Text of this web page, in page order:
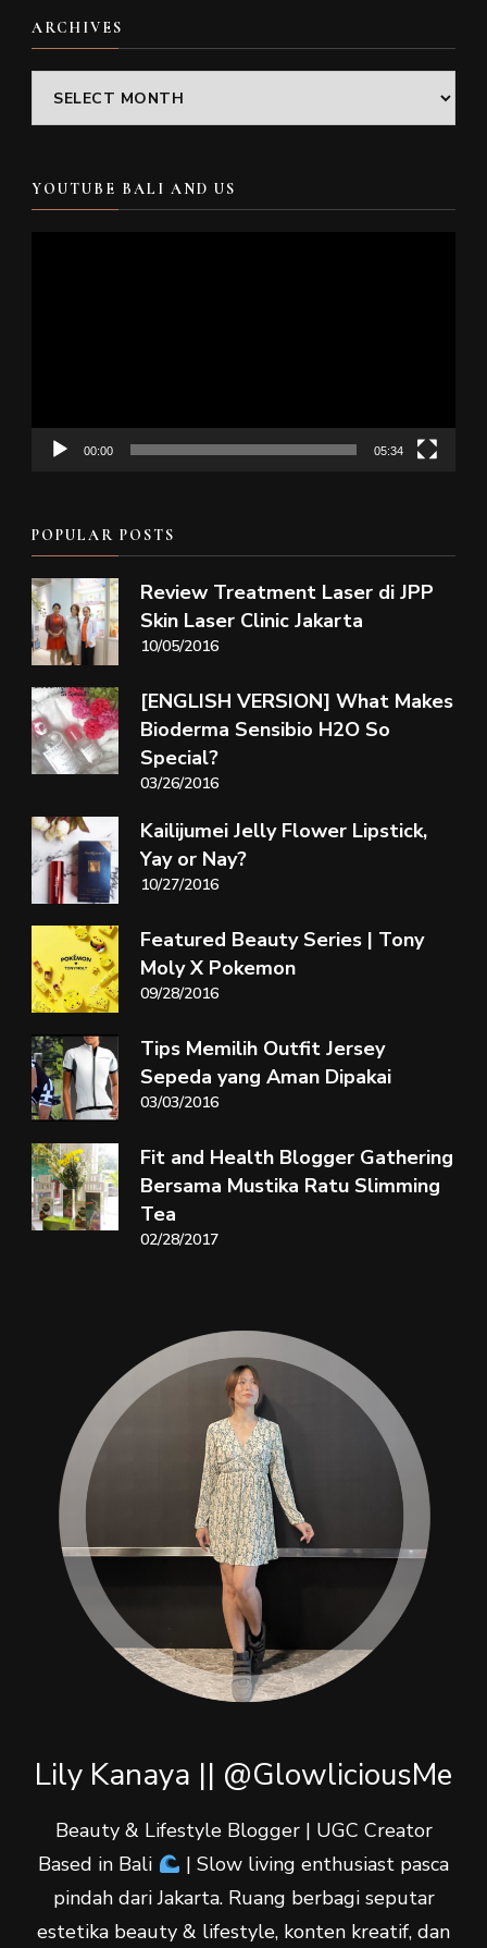
ARCHIVES
Archives
YOUTUBE BALI AND US
00:00 05:34
POPULAR POSTS
Review Treatment Laser di JPP
Skin Laser Clinic Jakarta
10/05/2016
[ENGLISH VERSION] What Makes
Bioderma Sensibio H2O So
Special?
03/26/2016
Kailijumei Jelly Flower Lipstick,
Yay or Nay?
10/27/2016
Featured Beauty Series | Tony
Moly X Pokemon
09/28/2016
Tips Memilih Outfit Jersey
Sepeda yang Aman Dipakai
03/03/2016
Fit and Health Blogger Gathering
Bersama Mustika Ratu Slimming
Tea
02/28/2017
Lily Kanaya || @GlowliciousMe
Beauty & Lifestyle Blogger | UGC Creator
Based in Bali
| Slow living enthusiast pasca
pindah dari Jakarta. Ruang berbagi seputar
estetika beauty & lifestyle, konten kreatif, dan